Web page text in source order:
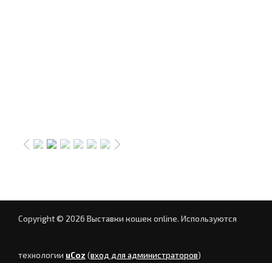
Copyright © 2026 Выставки кошек online. Используются
технологии uCoz (вход для администраторов)